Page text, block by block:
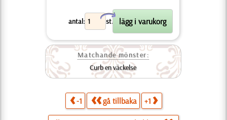
antal: st.
X
Matchande mönster:
Curb en väckelse
-1 gå tillbaka +1